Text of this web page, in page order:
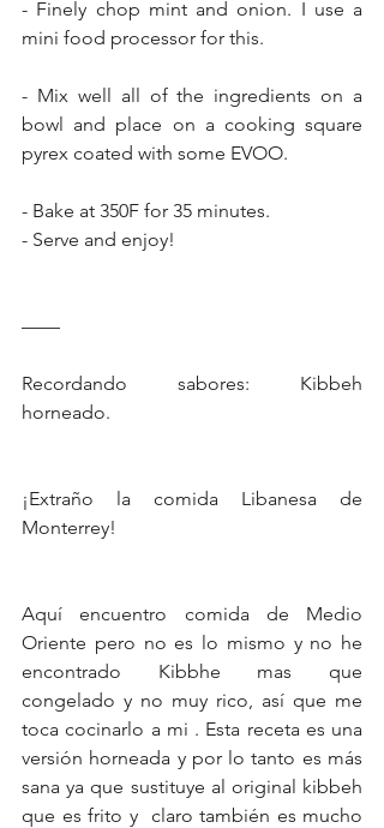
- Finely chop mint and onion. I use a
mini food processor for this.
- Mix well all of the ingredients on a
bowl and place on a cooking square
pyrex coated with some EVOO.
- Bake at 350F for 35 minutes.
- Serve and enjoy!
——
Recordando sabores: Kibbeh
horneado.
¡Extraño la comida Libanesa de
Monterrey!
Aquí encuentro comida de Medio
Oriente pero no es lo mismo y no he
encontrado Kibbhe mas que
congelado y no muy rico, así que me
toca cocinarlo a mi . Esta receta es una
versión horneada y por lo tanto es más
sana ya que sustituye al original kibbeh
que es frito y  claro también es mucho